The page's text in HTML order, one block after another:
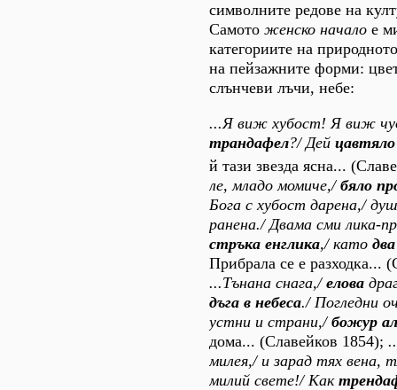
символните редове на
Самото женско начало е
категориите на
на пейзажните форми:
слънчеви лъчи, небе:
...Я виж хубост! Я виж
трандафел?/ Дей
й тази звезда ясна...
ле, младо момиче,/бяло
Бога с хубост дарена,/
ранена./ Двама сми лика-
стръка енглика,/ като
Прибрала се е разходка...
...Тънана снага,/елова
дъга в небеса./ Погледни
устни и страни,/божур
дома... (Славейков 1854);
милея,/ и зарад тях вена,
милий свете!/ Как